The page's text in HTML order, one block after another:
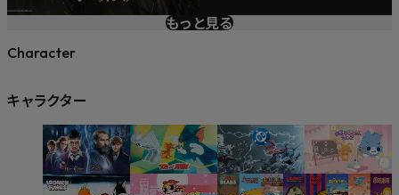
もっと見る
Character
キャラクター